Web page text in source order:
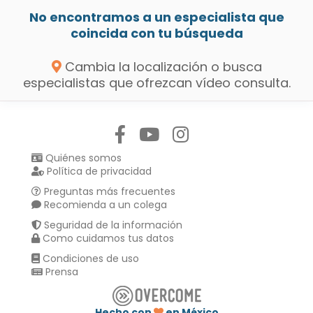
No encontramos a un especialista que
coincida con tu búsqueda
Cambia la localización o busca
especialistas que ofrezcan vídeo consulta.
Quiénes somos
Política de privacidad
Preguntas más frecuentes
Recomienda a un colega
Seguridad de la información
Como cuidamos tus datos
Condiciones de uso
Prensa